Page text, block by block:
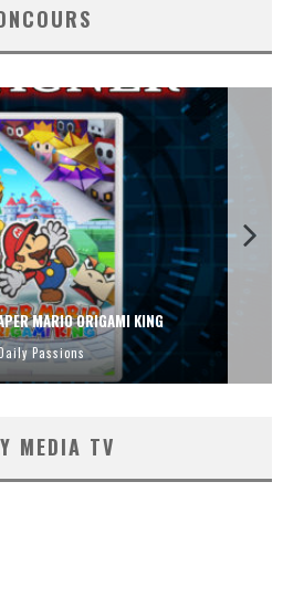
MARIO ORIGAMI KING
Passions
MEDIA TV